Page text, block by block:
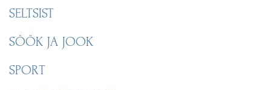
SELTSIST
SÖÖK JA JOOK
SPORT